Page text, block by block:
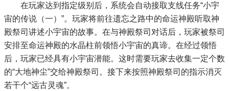
在玩家达到指定级别后，系统会自动接取支线任务“小宇
宙的传说（一）”。玩家将前往遗忘之路中的命运神殿听取神
殿祭司讲述小宇宙的故事。在与神殿祭司对话后，玩家被祭司
安排至命运神殿的水晶柱前领悟小宇宙的真谛。在经过领悟
后，玩家已经具有小宇宙潜能。这时需要玩家去收集一定个数
的“大地神尘”交给神殿祭司。接下来按照神殿祭司的指示消灭
若干个“远古灵魂”。